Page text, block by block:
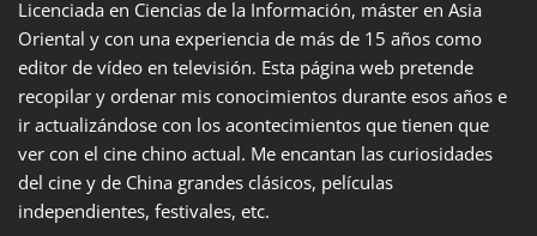
Licenciada en Ciencias de la Información, máster en Asia
Oriental y con una experiencia de más de 15 años como
editor de vídeo en televisión. Esta página web pretende
recopilar y ordenar mis conocimientos durante esos años e
ir actualizándose con los acontecimientos que tienen que
ver con el cine chino actual. Me encantan las curiosidades
del cine y de China grandes clásicos, películas
independientes, festivales, etc.